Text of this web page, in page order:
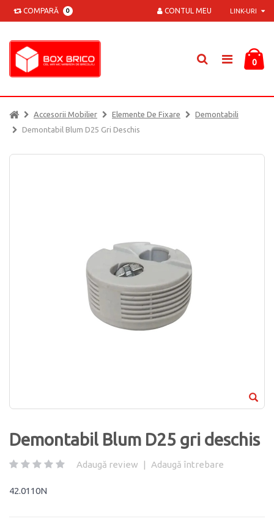
COMPARĂ 0 LINK-URI
CONTUL MEU
0
Accesorii Mobilier Elemente De Fixare
Demontabili
Demontabil Blum D25 Gri Deschis
Demontabil Blum D25 gri deschis
Adaugă review | Adaugă întrebare
42.0110N